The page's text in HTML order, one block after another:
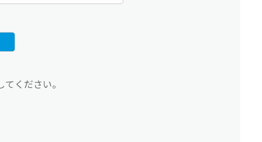
ください。